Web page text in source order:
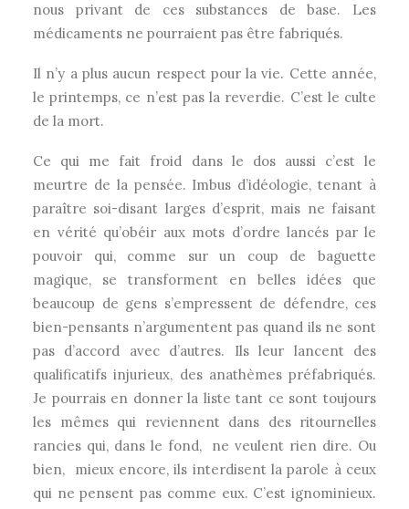
nous privant de ces substances de base. Les
médicaments ne pourraient pas être fabriqués.
Il n’y a plus aucun respect pour la vie. Cette année,
le printemps, ce n’est pas la reverdie. C’est le culte
de la mort.
Ce qui me fait froid dans le dos aussi c’est le
meurtre de la pensée. Imbus d’idéologie, tenant à
paraître soi-disant larges d’esprit, mais ne faisant
en vérité qu’obéir aux mots d’ordre lancés par le
pouvoir qui, comme sur un coup de baguette
magique, se transforment en belles idées que
beaucoup de gens s’empressent de défendre, ces
bien-pensants n’argumentent pas quand ils ne sont
pas d’accord avec d’autres. Ils leur lancent des
qualificatifs injurieux, des anathèmes préfabriqués.
Je pourrais en donner la liste tant ce sont toujours
les mêmes qui reviennent dans des ritournelles
rancies qui, dans le fond, ne veulent rien dire. Ou
bien, mieux encore, ils interdisent la parole à ceux
qui ne pensent pas comme eux. C’est ignominieux.